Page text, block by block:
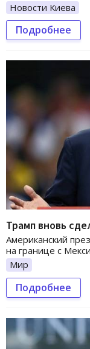
Новости Киева
Подробнее
Трамп вновь
Американский
на границе с
Мир
Подробнее